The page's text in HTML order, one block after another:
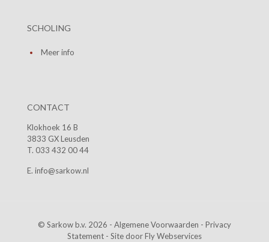
SCHOLING
Meer info
CONTACT
Klokhoek 16 B
3833 GX Leusden
T. 033 432 00 44
E. info@sarkow.nl
© Sarkow b.v. 2026 - Algemene Voorwaarden - Privacy
Statement - Site doorFly Webservices